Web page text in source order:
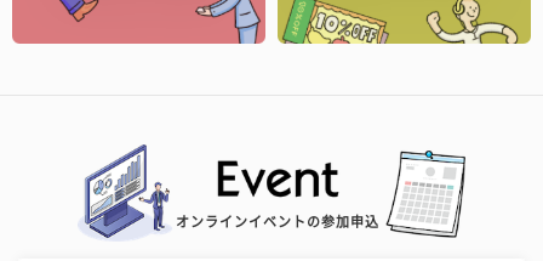
オンラインイベントの参加申込